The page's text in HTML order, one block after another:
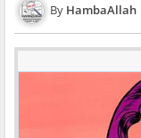
HambaAllah